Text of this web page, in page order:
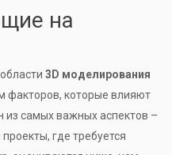
на
3D моделирования
факторов, которые влияют
из самых важных аспектов –
где требуется